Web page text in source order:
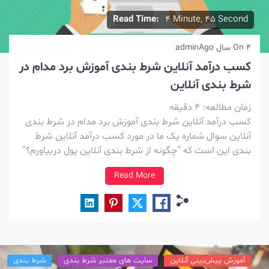
Read Time: 4 Minute, 45 Second
On 4 سال Ago admin
کسب درآمد آنلاین شرط بندی آموزش برد مدام در
شرط بندی آنلاین
زمان مطالعه: 4 دقیقه
کسب درآمد آنلاین شرط بندی آموزش برد مدام در شرط بندی
آنلاین سوال شماره یک ما در مورد کسب درآمد آنلاین شرط
بندی این است که “چگونه از شرط بندی آنلاین پول دربیاورم؟”
پاسخی که ممکن است انتظار داشته باشید پاسخ ساده ای
نیست. در حالی که ما آرزو می […]
Read More
آموزش پیش‌بینی آنلاین سایت های معتبر شرط بندی
شرط بندی